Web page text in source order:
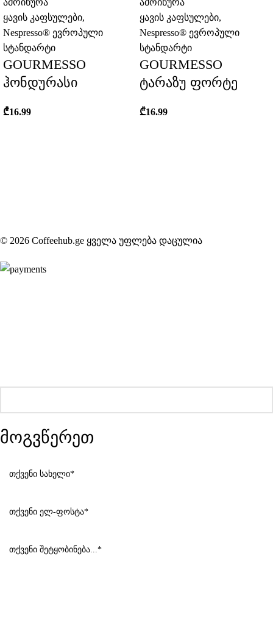
ამოიწურა
ყავის კაფსულები,
Nespresso® ევროპული
სტანდარტი
GOURMESSO
ჰონდურასი
₾16.99
ამოიწურა
ყავის კაფსულები,
Nespresso® ევროპული
სტანდარტი
GOURMESSO
ტარაზუ ფორტე
₾16.99
© 2026 Coffeehub.ge ყველა უფლება დაცულია
მოგვწერეთ